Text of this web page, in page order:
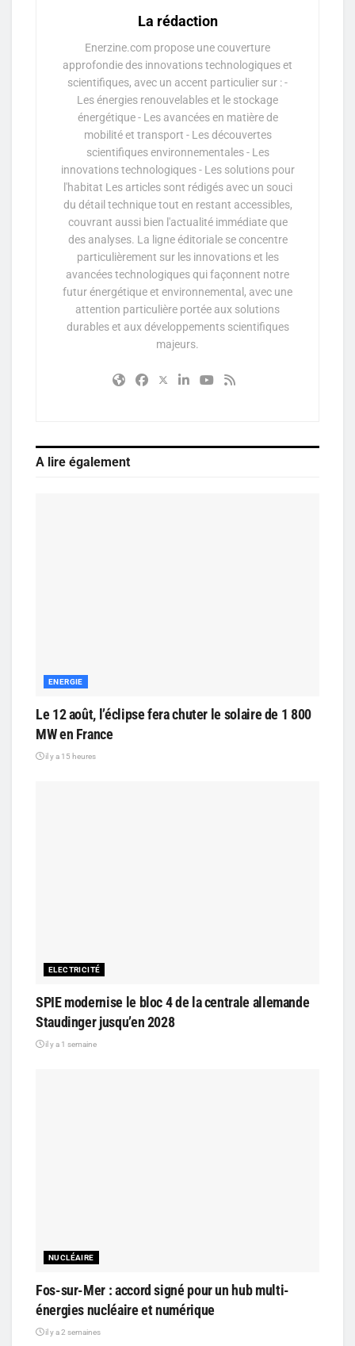
La rédaction
Enerzine.com propose une couverture
approfondie des innovations technologiques et
scientifiques, avec un accent particulier sur : -
Les énergies renouvelables et le stockage
énergétique - Les avancées en matière de
mobilité et transport - Les découvertes
scientifiques environnementales - Les
innovations technologiques - Les solutions pour
l'habitat Les articles sont rédigés avec un souci
du détail technique tout en restant accessibles,
couvrant aussi bien l'actualité immédiate que
des analyses. La ligne éditoriale se concentre
particulièrement sur les innovations et les
avancées technologiques qui façonnent notre
futur énergétique et environnemental, avec une
attention particulière portée aux solutions
durables et aux développements scientifiques
majeurs.
A lire également
ENERGIE
Le 12 août, l’éclipse fera chuter le solaire de 1 800
MW en France
il y a 15 heures
ELECTRICITÉ
SPIE modernise le bloc 4 de la centrale allemande
Staudinger jusqu’en 2028
il y a 1 semaine
NUCLÉAIRE
Fos-sur-Mer : accord signé pour un hub multi-
énergies nucléaire et numérique
il y a 2 semaines